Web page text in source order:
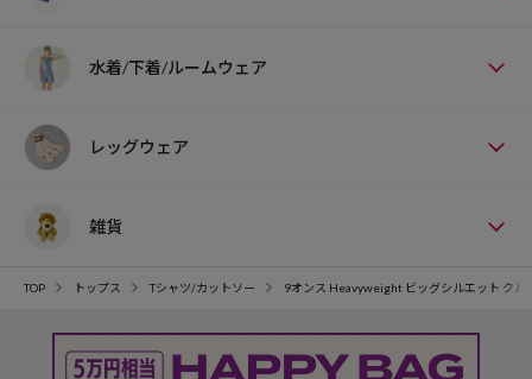
水着/下着/ルームウェア
レッグウェア
雑貨
TOP トップス Tシャツ/カットソー 9オンス Heavyweight ビッグシルエット クル